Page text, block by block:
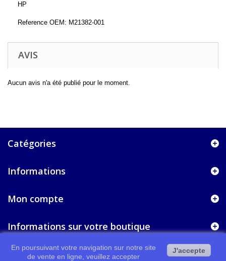
HP
Reference OEM: M21382-001
AVIS
Aucun avis n'a été publié pour le moment.
Catégories
Informations
Mon compte
Informations sur votre boutique
En poursuivant votre navigation sur notre site
de vente en ligne, veuillez accepter
J'accepte